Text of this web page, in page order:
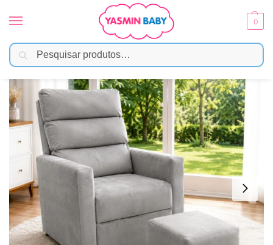
0
Início Amamentação / Poltrona /